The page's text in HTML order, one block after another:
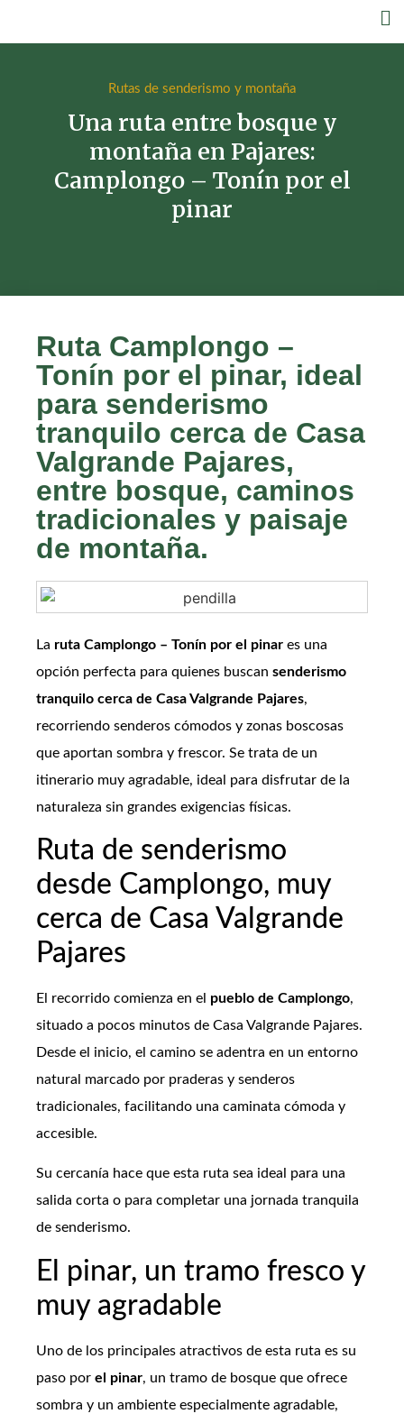
Rutas de senderismo y montaña
Una ruta entre bosque y
montaña en Pajares:
Camplongo – Tonín por el
pinar
Ruta Camplongo –
Tonín por el pinar, ideal
para senderismo
tranquilo cerca de Casa
Valgrande Pajares,
entre bosque, caminos
tradicionales y paisaje
de montaña.
La ruta Camplongo – Tonín por el pinar es una
opción perfecta para quienes buscan senderismo
tranquilo cerca de Casa Valgrande Pajares,
recorriendo senderos cómodos y zonas boscosas
que aportan sombra y frescor. Se trata de un
itinerario muy agradable, ideal para disfrutar de la
naturaleza sin grandes exigencias físicas.
Ruta de senderismo
desde Camplongo, muy
cerca de Casa Valgrande
Pajares
El recorrido comienza en el pueblo de Camplongo,
situado a pocos minutos de Casa Valgrande Pajares.
Desde el inicio, el camino se adentra en un entorno
natural marcado por praderas y senderos
tradicionales, facilitando una caminata cómoda y
accesible.
Su cercanía hace que esta ruta sea ideal para una
salida corta o para completar una jornada tranquila
de senderismo.
El pinar, un tramo fresco y
muy agradable
Uno de los principales atractivos de esta ruta es su
paso por el pinar, un tramo de bosque que ofrece
sombra y un ambiente especialmente agradable,